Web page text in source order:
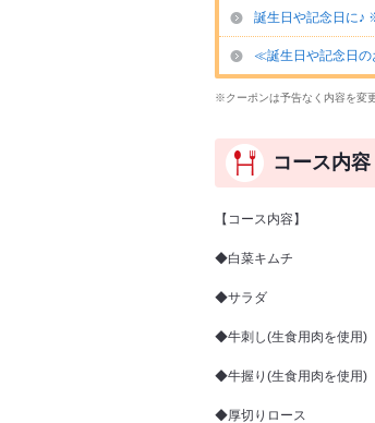
誕生日や記念日に♪
≪誕生日や記念日の
※クーポンは予告なく内容を変
コース内容
【コース内容】
◆白菜キムチ
◆サラダ
◆牛刺し(生食用肉を使用)
◆牛握り(生食用肉を使用)
◆厚切りロース